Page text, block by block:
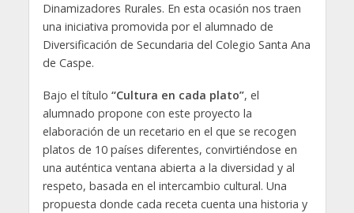
Dinamizadores Rurales. En esta ocasión nos traen
una iniciativa promovida por el alumnado de
Diversificación de Secundaria del Colegio Santa Ana
de Caspe.
Bajo el título “Cultura en cada plato”, el
alumnado propone con este proyecto la
elaboración de un recetario en el que se recogen
platos de 10 países diferentes, convirtiéndose en
una auténtica ventana abierta a la diversidad y al
respeto, basada en el intercambio cultural. Una
propuesta donde cada receta cuenta una historia y